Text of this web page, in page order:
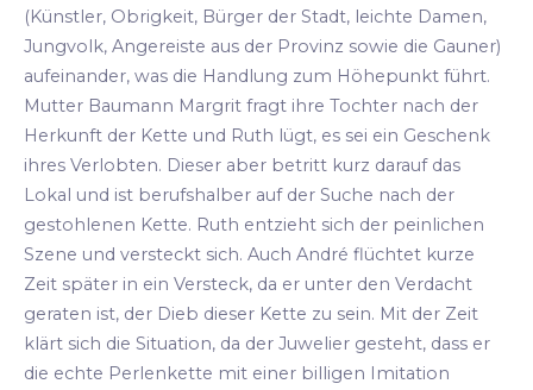
(Künstler, Obrigkeit, Bürger der Stadt, leichte Damen,
Jungvolk, Angereiste aus der Provinz sowie die Gauner)
aufeinander, was die Handlung zum Höhepunkt führt.
Mutter Baumann Margrit fragt ihre Tochter nach der
Herkunft der Kette und Ruth lügt, es sei ein Geschenk
ihres Verlobten. Dieser aber betritt kurz darauf das
Lokal und ist berufshalber auf der Suche nach der
gestohlenen Kette. Ruth entzieht sich der peinlichen
Szene und versteckt sich. Auch André flüchtet kurze
Zeit später in ein Versteck, da er unter den Verdacht
geraten ist, der Dieb dieser Kette zu sein. Mit der Zeit
klärt sich die Situation, da der Juwelier gesteht, dass er
die echte Perlenkette mit einer billigen Imitation